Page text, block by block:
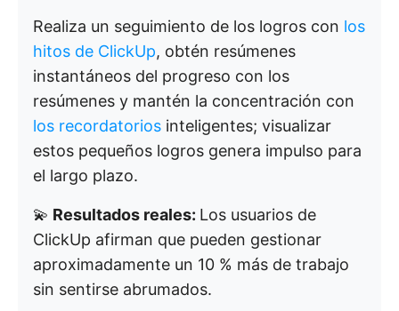
Realiza un seguimiento de los logros con los
hitos de ClickUp, obtén resúmenes
instantáneos del progreso con los
resúmenes y mantén la concentración con
los recordatorios inteligentes; visualizar
estos pequeños logros genera impulso para
el largo plazo.
💫 Resultados reales: Los usuarios de
ClickUp afirman que pueden gestionar
aproximadamente un 10 % más de trabajo
sin sentirse abrumados.